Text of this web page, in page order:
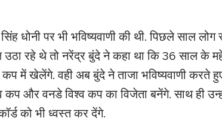
धोनी पर भी भविष्यवाणी की थी. पिछले साल लोग
उठा रहे थे तो नरेंद्र बुंदे ने कहा था कि 36 साल के
कप में खेलेंगे. वही अब बुंदे ने ताजा भविष्यवाणी करते
कप और वनडे विश्व कप का विजेता बनेंगे. साथ ही
को भी ध्वस्त कर देंगे.